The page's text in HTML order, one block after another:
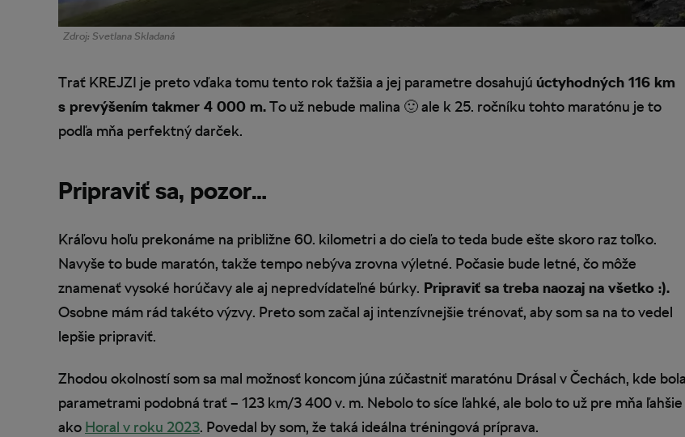
Zdroj: Svetlana Skladaná
Trať KREJZI je preto vďaka tomu tento rok ťažšia a jej parametre dosahujú úctyhodných 116 km
s prevýšením takmer 4 000 m.To už nebude malina 🙂 ale k 25. ročníku tohto maratónu je to
podľa mňa perfektný darček.
Pripraviť sa, pozor…
Kráľovu hoľu prekonáme na približne 60. kilometri a do cieľa to teda bude ešte skoro raz toľko.
Navyše to bude maratón, takže tempo nebýva zrovna výletné. Počasie bude letné, čo môže
znamenať vysoké horúčavy ale aj nepredvídateľné búrky. Pripraviť sa treba naozaj na všetko :).
Osobne mám rád takéto výzvy. Preto som začal aj intenzívnejšie trénovať, aby som sa na to vedel
lepšie pripraviť.
Zhodou okolností som sa mal možnosť koncom júna zúčastniť maratónu Drásal v Čechách, kde bola
parametrami podobná trať – 123 km/3 400 v. m. Nebolo to síce ľahké, ale bolo to už pre mňa ľahšie
ako Horal v roku 2023. Povedal by som, že taká ideálna tréningová príprava.